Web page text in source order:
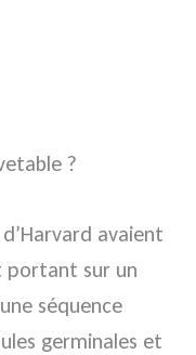
?
avaient
portant sur un
séquence
germinales et